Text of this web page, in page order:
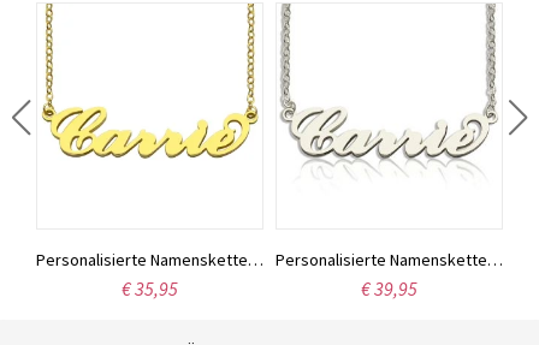
Personalisierte Namenskette „Carrie“, 18 Karat vergoldet
€ 35,95
Personalisierte Namenskette „Carrie“ aus Sterlingsilber
€ 39,95